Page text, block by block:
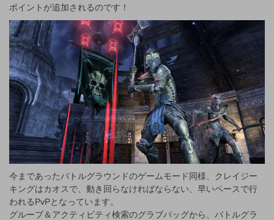
ポイントが追加されるのです！
今まであったバトルグラウンドのゲームモード同様、クレイジー
キングはカオスで、動き回らなければならない、早いペースで行
われるPvPとなっています。
グループ＆アクティビティ検索のグラブバッグから、バトルグラ